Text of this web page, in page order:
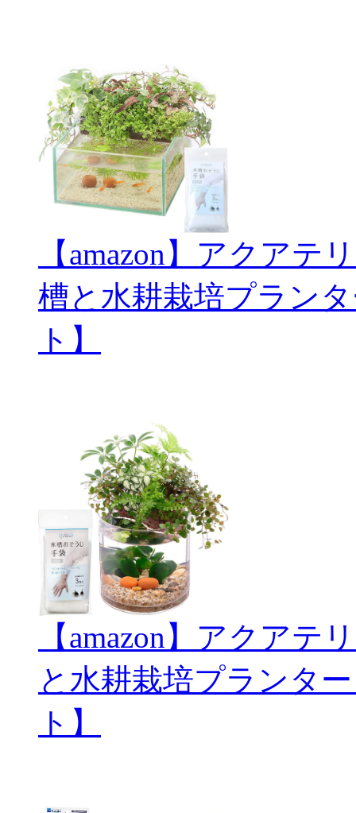
【amazon】アクアテ
槽と水耕栽培プラン
ト】
【amazon】アクアテ
と水耕栽培プランタ
ト】